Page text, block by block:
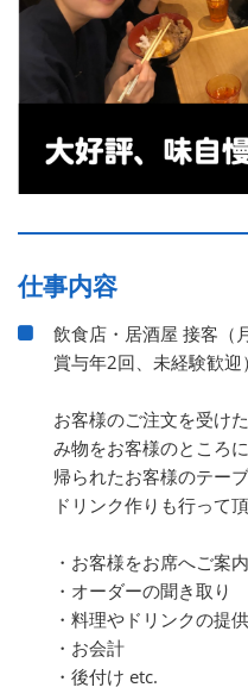
仕事内容
飲食店・居酒屋 接客（
賞与年2回、未経験歓迎）
お客様のご注文を受け
み物をお客様のところ
帰られたお客様のテー
ドリンク作りも行って頂
・お客様をお席へご案内
・オーダーの聞き取り
・料理やドリンクの提供
・お会計
・後付け etc.